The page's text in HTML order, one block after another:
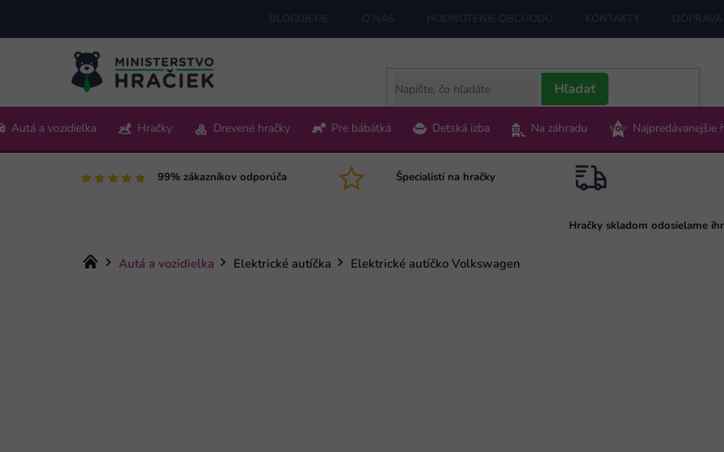
obsah
BLOGUJEME O NÁS HODNOTENIE OBCHODU KONTAKTY
Pon-Pia 9:00-15:00
Hľadať
Autá a vozidielka Hračky Drevené hračky Pre bábätká Detská izba Na záhradu Najpredávanejšie
99% zákazníkov odporúča Špecialisti na hračky
Hračky skladom odosielame
Domov
Autá a vozidielka Elektrické autíčka Elektrické autíčko Volkswagen